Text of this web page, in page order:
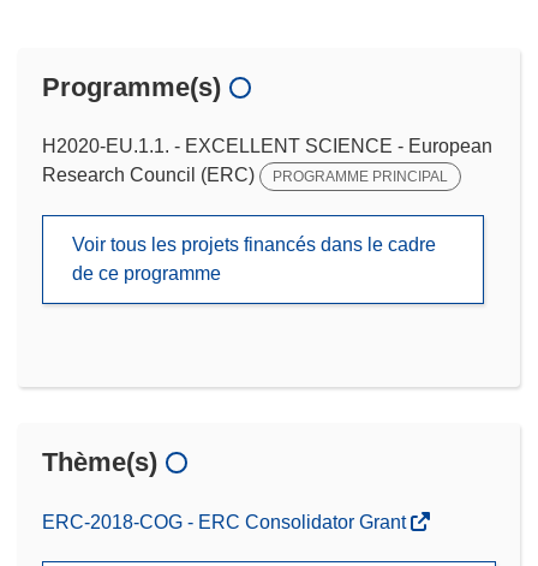
Programme(s)
H2020-EU.1.1. - EXCELLENT SCIENCE - European
Research Council (ERC)
PROGRAMME PRINCIPAL
Voir tous les projets financés dans le cadre
de ce programme
Thème(s)
ERC-2018-COG - ERC Consolidator Grant